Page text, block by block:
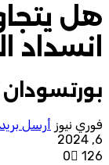
هل
انسداد
بورتسودان
فوري نيوز أرسل
6, 2024
0
126